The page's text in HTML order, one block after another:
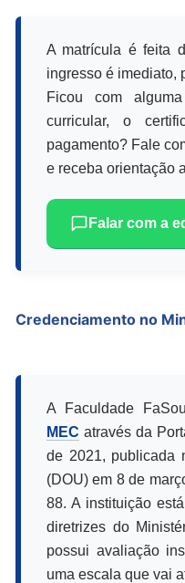
A matrícula é feita
ingresso é imediato,
Ficou com
curricular, o
pagamento? Fale
e receba orientação
Falar com a
Credenciamento no
A Faculdade
MEC através da
de 2021, publicada
(DOU) em 8 de
88. A instituição
diretrizes do
possui avaliação
uma escala que vai